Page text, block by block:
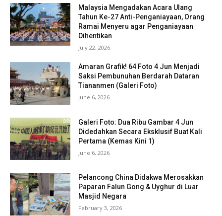
Malaysia Mengadakan Acara Ulang
Tahun Ke-27 Anti-Penganiayaan, Orang
Ramai Menyeru agar Penganiayaan
Dihentikan
July 22, 2026
Amaran Grafik! 64 Foto 4 Jun Menjadi
Saksi Pembunuhan Berdarah Dataran
Tiananmen (Galeri Foto)
June 6, 2026
Galeri Foto: Dua Ribu Gambar 4 Jun
Didedahkan Secara Eksklusif Buat Kali
Pertama (Kemas Kini 1)
June 6, 2026
Pelancong China Didakwa Merosakkan
Paparan Falun Gong & Uyghur di Luar
Masjid Negara
February 3, 2026